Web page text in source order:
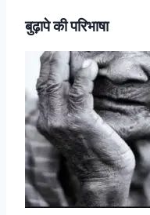
बुढ़ापे की परिभाषा